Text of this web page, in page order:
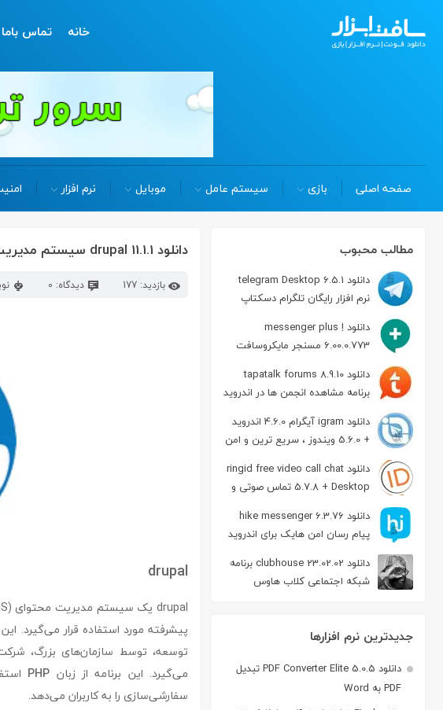
خانه تماس باما
صفحه اصلی بازی سیستم عامل موبایل نرم افزار
مطالب محبوب
دانلود telegram Desktop 6.5.1
نرم افزار رایگان تلگرام دسکتاپ
دانلود messenger plus !
6.00.0.773 مسنجر مایکروسافت
دانلود tapatalk forums 8.9.10
برنامه مشاهده انجمن ها در اندروید
دانلود igram آیگرام 4.6.0 اندروید
+ 5.6.0 ویندوز ، سریع ترین و امن
ترین نسخه تلگرام
دانلود ringid free video call chat
5.7.8 + Desktop تماس صوتی و
تصویری در اندروید
دانلود hike messenger 6.3.76
پیام‌ رسان‌ امن هایک برای اندروید
دانلود clubhouse 23.02.02 برنامه
شبکه اجتماعی کلاب هاوس
جدیدترین نرم افزارها
دانلود PDF Converter Elite 5.0.5 تبدیل
PDF به Word
دانلود drupal 11.1.1 سیستم مدیریت محتوای ( CMS ) دروپال
بازدید: 177 دیدگاه: 0
drupal
توسعه، توسط سازمان‌های بزرگ،
می‌گیرد. این برنامه از زبان PHP
سفارشی‌سازی را به کاربران می‌دهد.